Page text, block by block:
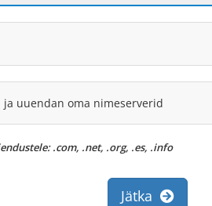
ja uuendan oma nimeserverid
.com, .net, .org, .es, .info
Jätka